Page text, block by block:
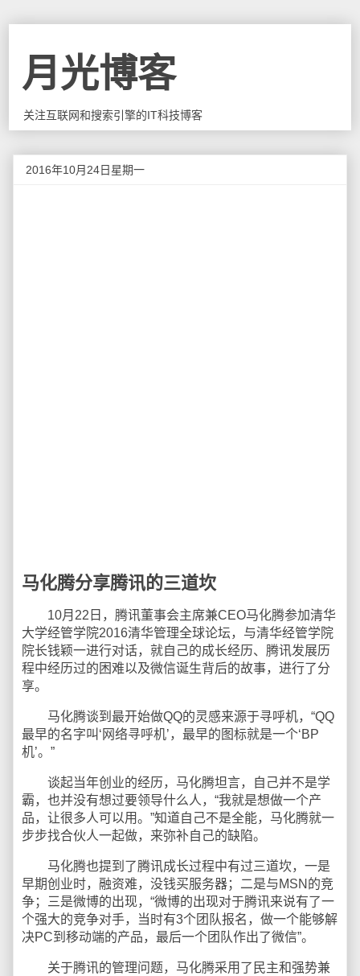
月光博客
关注互联网和搜索引擎的IT科技博客
2016年10月24日星期一
马化腾分享腾讯的三道坎
10月22日，腾讯董事会主席兼CEO马化腾参加清华
大学经管学院2016清华管理全球论坛，与清华经管学院
院长钱颖一进行对话，就自己的成长经历、腾讯发展历
程中经历过的困难以及微信诞生背后的故事，进行了分
享。
马化腾谈到最开始做QQ的灵感来源于寻呼机，“QQ
最早的名字叫‘网络寻呼机’，最早的图标就是一个‘BP
机’。”
谈起当年创业的经历，马化腾坦言，自己并不是学
霸，也并没有想过要领导什么人，“我就是想做一个产
品，让很多人可以用。”知道自己不是全能，马化腾就一
步步找合伙人一起做，来弥补自己的缺陷。
马化腾也提到了腾讯成长过程中有过三道坎，一是
早期创业时，融资难，没钱买服务器；二是与MSN的竞
争；三是微博的出现，“微博的出现对于腾讯来说有了一
个强大的竞争对手，当时有3个团队报名，做一个能够解
决PC到移动端的产品，最后一个团队作出了微信”。
关于腾讯的管理问题，马化腾采用了民主和强势兼